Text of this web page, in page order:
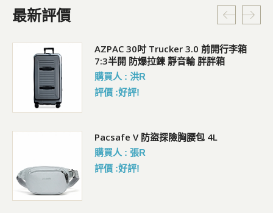
最新評價
AZPAC 30吋 Trucker 3.0 前開行李箱
7:3半開 防爆拉鍊 靜音輪 胖胖箱
購買人 : 洪R
評價 :好評!
Pacsafe V 防盜探險胸腰包 4L
購買人 : 張R
評價 :好評!